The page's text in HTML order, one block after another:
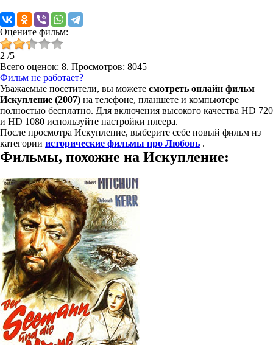
Оцените фильм:
2 /5
Всего оценок: 8. Просмотров: 8045
Фильм не работает?
Уважаемые посетители, вы можете смотреть онлайн фильм
Искупление (2007) на телефоне, планшете и компьютере
полностью бесплатно. Для включения высокого качества HD 720
и HD 1080 используйте настройки плеера.
После просмотра Искупление, выберите себе новый фильм из
категории исторические фильмы про Любовь .
Фильмы, похожие на Искупление: